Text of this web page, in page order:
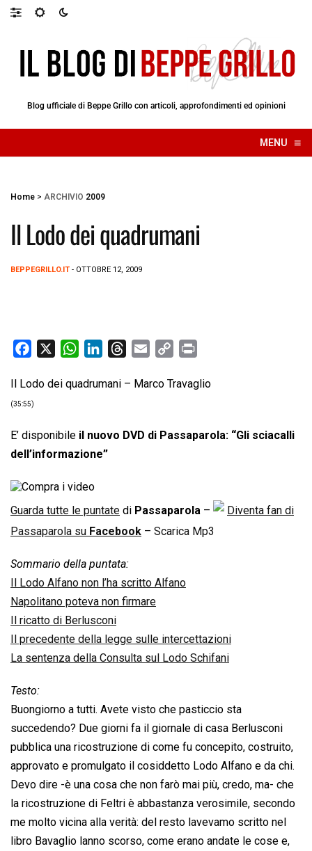
Blog ufficiale di Beppe Grillo con articoli, approfondimenti ed opinioni
MENU ≡
☰
Home > ARCHIVIO 2009
Il Lodo dei quadrumani
BEPPEGRILLO.IT - OTTOBRE 12, 2009
c
e
o
o
W
a
A
p
n
d
r
d
a
p
i
i
Il Lodo dei quadrumani – Marco Travaglio
(35:55)
E’ disponibile il nuovo DVD di Passaparola: “Gli sciacalli
dell’informazione”
Guarda tutte le puntate di Passaparola –
Diventa fan di
Passaparola su Facebook – Scarica Mp3
Sommario della puntata:
Il Lodo Alfano non l’ha scritto Alfano
Napolitano poteva non firmare
Il ricatto di Berlusconi
Il precedente della legge sulle intercettazioni
La sentenza della Consulta sul Lodo Schifani
Testo:
Buongiorno a tutti. Avete visto che pasticcio sta
succedendo? Due giorni fa il giornale di casa Berlusconi
pubblica una ricostruzione di come fu concepito, costruito,
approvato e promulgato il cosiddetto Lodo Alfano e da chi.
Devo dire -è una cosa che non farò mai più, credo, ma- che
la ricostruzione di Feltri è abbastanza verosimile, secondo
me molto vicina alla verità: del resto lavevamo scritto nel
libro Bavaglio lanno scorso, come erano andate le cose e,